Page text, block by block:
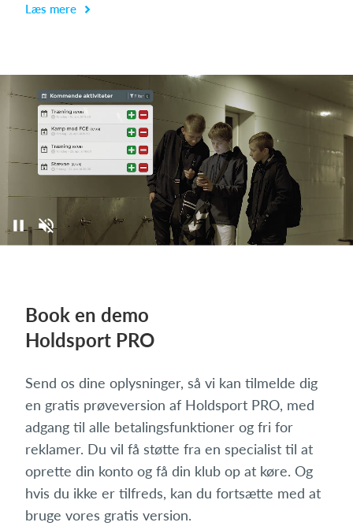
Læs mere
Book en demo
Holdsport PRO
Send os dine oplysninger, så vi kan tilmelde dig
en gratis prøveversion af Holdsport PRO, med
adgang til alle betalingsfunktioner og fri for
reklamer. Du vil få støtte fra en specialist til at
oprette din konto og få din klub op at køre. Og
hvis du ikke er tilfreds, kan du fortsætte med at
bruge vores gratis version.